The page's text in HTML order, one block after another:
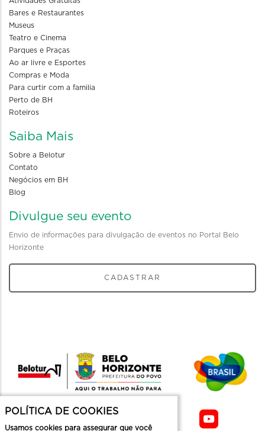
Bares e Restaurantes
Museus
Teatro e Cinema
Parques e Praças
Ao ar livre e Esportes
Compras e Moda
Para curtir com a familia
Perto de BH
Roteiros
Saiba Mais
Sobre a Belotur
Contato
Negócios em BH
Blog
Divulgue seu evento
Envio de informações para divulgação de eventos no Portal Belo
Horizonte
CADASTRAR
POLÍTICA DE COOKIES
Usamos cookies para assegurar que você